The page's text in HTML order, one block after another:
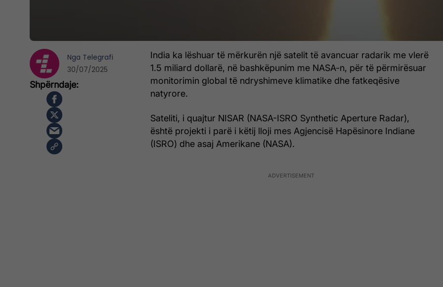
India ka lëshuar të mërkurën një satelit të avancuar radarik me vlerë
1.5 miliard dollarë, në bashkëpunim me NASA-n, për të përmirësuar
monitorimin global të ndryshimeve klimatike dhe fatkeqësive
natyrore.
Sateliti, i quajtur NISAR (NASA-ISRO Synthetic Aperture Radar),
është projekti i parë i këtij lloji mes Agjencisë Hapësinore Indiane
(ISRO) dhe asaj Amerikane (NASA).
Nga Telegrafi
30/07/2025